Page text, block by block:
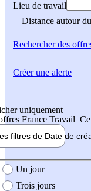
Lieu de travail
Distance autour
Rechercherdes
uniquement
France Travail
filtres de Date de
création de l'offre
Un jour
Trois jours
Créer une alerte